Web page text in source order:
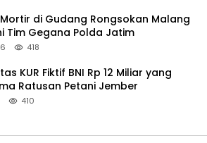
di Gudang Rongsokan Malang
Tim Gegana Polda Jatim
418
KUR Fiktif BNI Rp 12 Miliar yang
Ratusan Petani Jember
410